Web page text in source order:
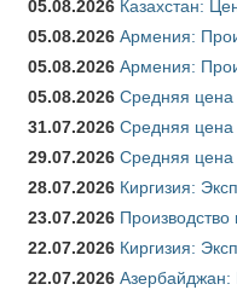
05.08.2026 Казахстан:
05.08.2026 Армения:
05.08.2026 Армения:
05.08.2026 Средняя цена
31.07.2026 Средняя цена
29.07.2026 Средняя цена
28.07.2026 Киргизия:
23.07.2026
22.07.2026 Киргизия:
22.07.2026 Азербайджан: